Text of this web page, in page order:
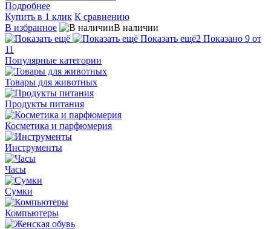
Подробнее
Купить в 1 клик К сравнению
В избранное
В наличии
Показать ещё2 Показано 9 от
11
Популярные категории
Товары для животных
Продукты питания
Косметика и парфюмерия
Инструменты
Часы
Сумки
Компьютеры